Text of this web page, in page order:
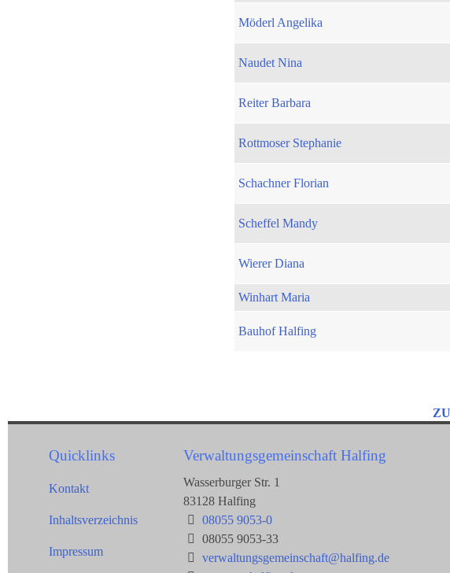
Möderl Angelika
Naudet Nina
Reiter Barbara
Rottmoser Stephanie
Schachner Florian
Scheffel Mandy
Wierer Diana
Winhart Maria
Bauhof Halfing
Quicklinks
Kontakt
Inhaltsverzeichnis
Impressum
Verwaltungsgemeinschaft Halfing
Wasserburger Str. 1
83128 Halfing
08055 9053-0
08055 9053-33
verwaltungsgemeinschaft@halfing.de